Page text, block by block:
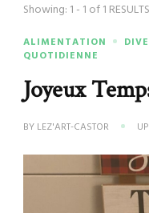
Showing: 1 - 1 of 1 RESULTS
ALIMENTATION
QUOTIDIENNE
Joyeux
BY LEZ'ART-CASTOR